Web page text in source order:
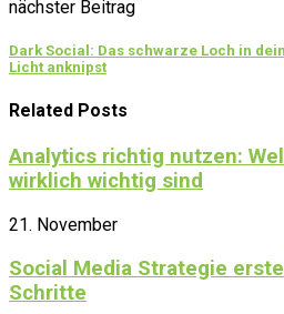
nächster Beitrag
Dark Social: Das schwarze Loch in
Licht anknipst
Related Posts
Analytics richtig nutzen:
wirklich wichtig sind
21. November
Social Media Strategie
Schritte